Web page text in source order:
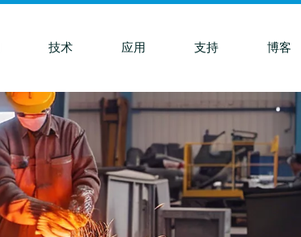
技术 应用 支持 博客